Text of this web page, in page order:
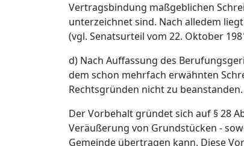
Vertragsbindung maßgeblichen
unterzeichnet sind. Nach alledem
(vgl. Senatsurteil vom 22. Oktober
d) Nach Auffassung des
dem schon mehrfach erwähnten
Rechtsgründen nicht zu beanstanden.
Der Vorbehalt gründet sich auf § 28
Veräußerung von Grundstücken -
Gemeinde übertragen kann. Diese